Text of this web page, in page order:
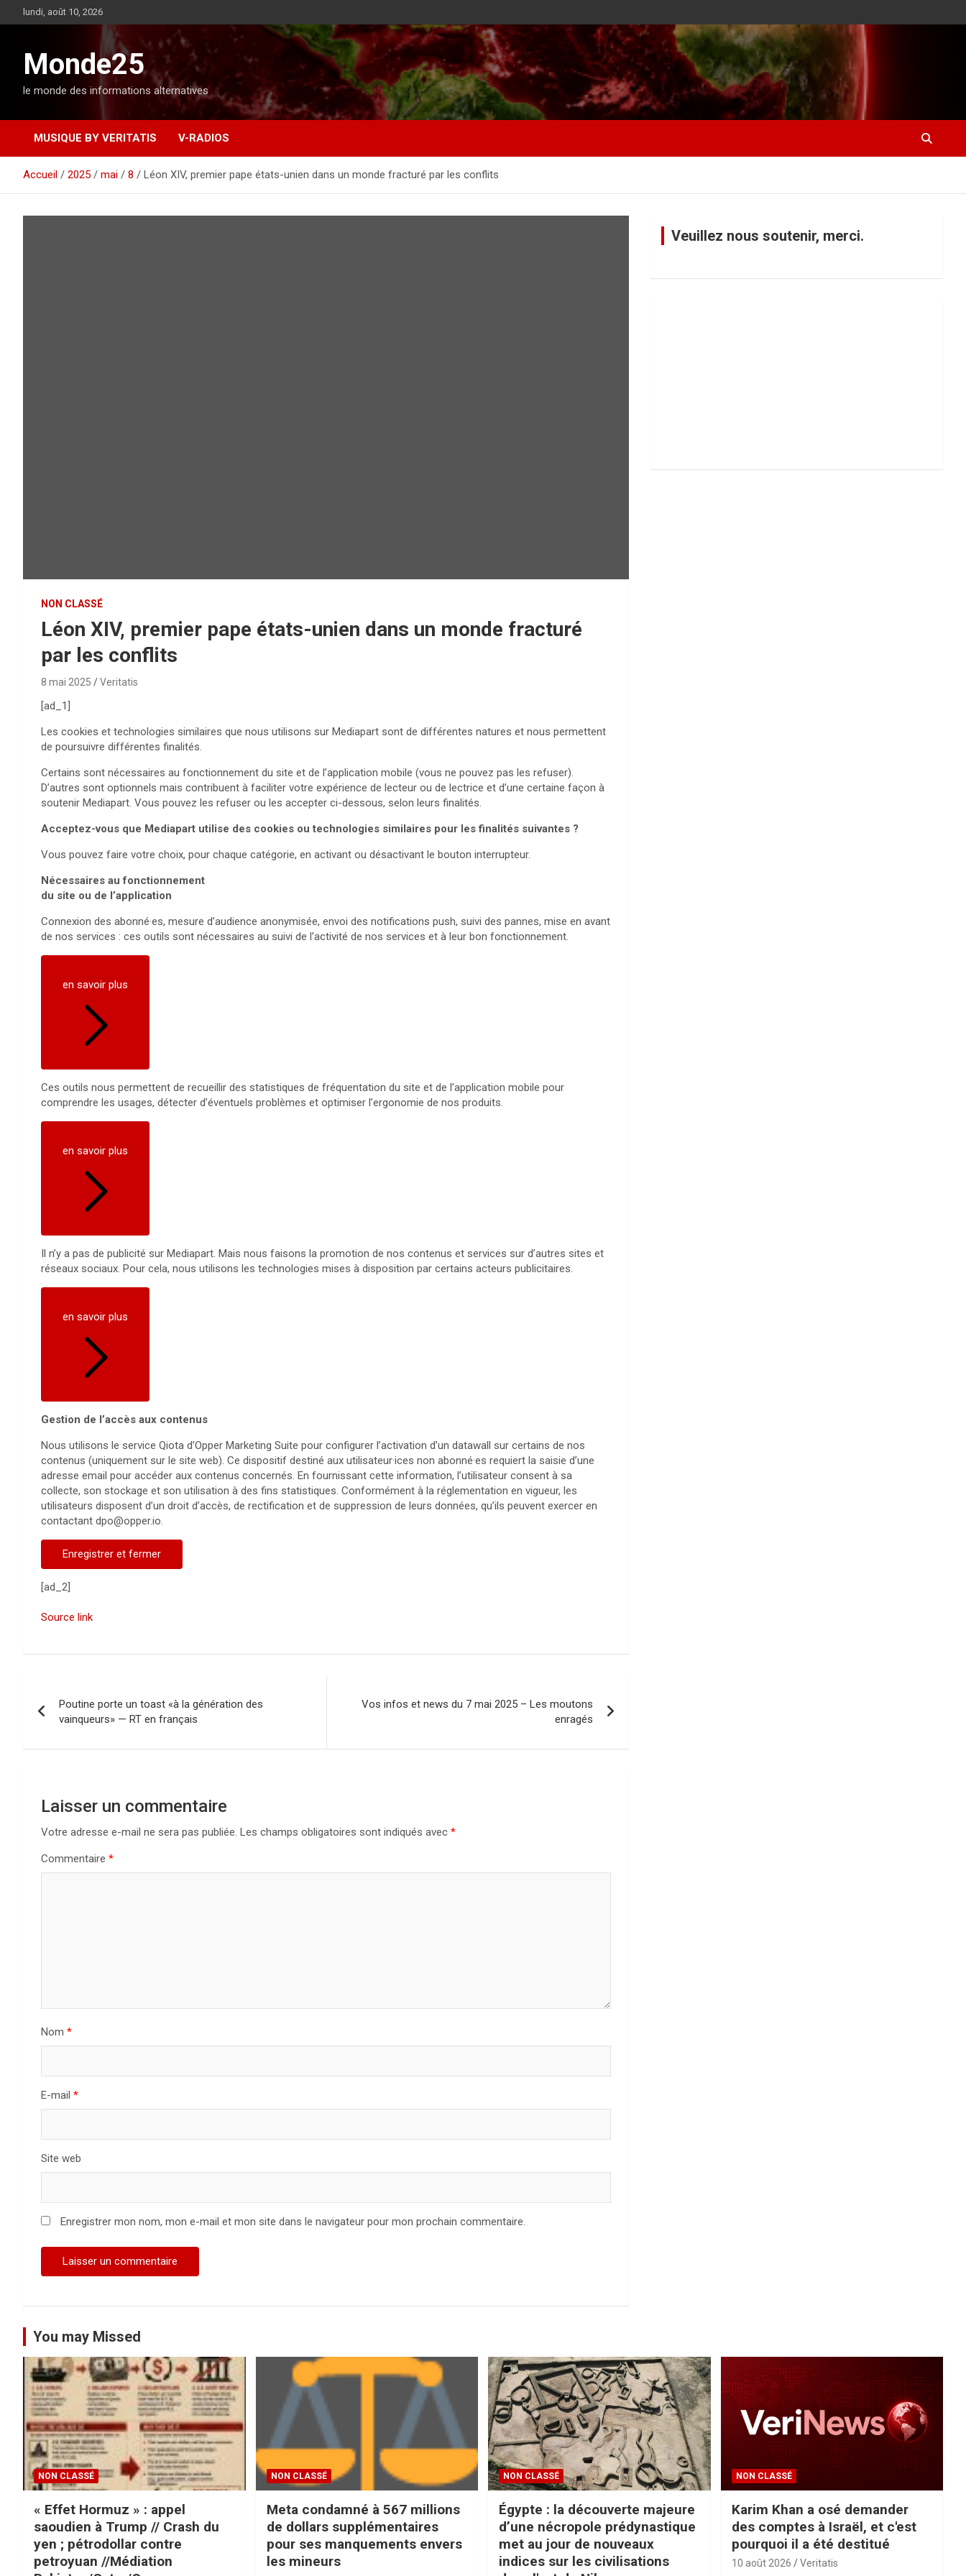
l
t
lundi, août 10, 2026
Monde25
le monde des informations alternatives
MUSIQUE BY VERITATIS V-RADIOS
Accueil 2025 mai 8 Léon XIV, premier pape états-unien dans un monde fracturé par les conflits
NON CLASSÉ
Léon XIV, premier pape états-unien dans un monde fracturé
par les conflits
8 mai 2025 Veritatis
[ad_1]
Les cookies et technologies similaires que nous utilisons sur Mediapart sont de différentes natures et nous permettent
de poursuivre différentes finalités.
Certains sont nécessaires au fonctionnement du site et de l’application mobile (vous ne pouvez pas les refuser).
D’autres sont optionnels mais contribuent à faciliter votre expérience de lecteur ou de lectrice et d’une certaine façon à
soutenir Mediapart. Vous pouvez les refuser ou les accepter ci-dessous, selon leurs finalités.
Acceptez-vous que Mediapart utilise des cookies ou technologies similaires pour les finalités suivantes ?
Vous pouvez faire votre choix, pour chaque catégorie, en activant ou désactivant le bouton interrupteur.
Nécessaires au fonctionnement
du site ou de l’application
Connexion des abonné·es, mesure d’audience anonymisée, envoi des notifications push, suivi des pannes, mise en avant
de nos services : ces outils sont nécessaires au suivi de l’activité de nos services et à leur bon fonctionnement.
en savoir plus
Ces outils nous permettent de recueillir des statistiques de fréquentation du site et de l’application mobile pour
comprendre les usages, détecter d’éventuels problèmes et optimiser l’ergonomie de nos produits.
en savoir plus
Il n’y a pas de publicité sur Mediapart. Mais nous faisons la promotion de nos contenus et services sur d’autres sites et
réseaux sociaux. Pour cela, nous utilisons les technologies mises à disposition par certains acteurs publicitaires.
en savoir plus
Gestion de l’accès aux contenus
Nous utilisons le service Qiota d’Opper Marketing Suite pour configurer l’activation d’un datawall sur certains de nos
contenus (uniquement sur le site web). Ce dispositif destiné aux utilisateur·ices non abonné·es requiert la saisie d’une
adresse email pour accéder aux contenus concernés. En fournissant cette information, l’utilisateur consent à sa
collecte, son stockage et son utilisation à des fins statistiques. Conformément à la réglementation en vigueur, les
utilisateurs disposent d’un droit d’accès, de rectification et de suppression de leurs données, qu’ils peuvent exercer en
contactant dpo@opper.io.
Enregistrer et fermer
[ad_2]
Source link
v
Poutine porte un toast «à la génération des
vainqueurs» — RT en français
Vos infos et news du 7 mai 2025 – Les moutons
enragés
Laisser un commentaire
Votre adresse e-mail ne sera pas publiée. Les champs obligatoires sont indiqués avec *
Commentaire *
Nom *
E-mail *
Site web
Enregistrer mon nom, mon e-mail et mon site dans le navigateur pour mon prochain commentaire.
Veuillez nous soutenir, merci.
You may Missed
NON CLASSÉ
« Effet Hormuz » : appel
saoudien à Trump // Crash du
yen ; pétrodollar contre
petroyuan //Médiation
NON CLASSÉ
Meta condamné à 567 millions
de dollars supplémentaires
pour ses manquements envers
les mineurs
NON CLASSÉ
Égypte : la découverte majeure
d’une nécropole prédynastique
met au jour de nouveaux
indices sur les civilisations
NON CLASSÉ
Karim Khan a osé demander
des comptes à Israël, et c'est
pourquoi il a été destitué
10 août 2026 Veritatis